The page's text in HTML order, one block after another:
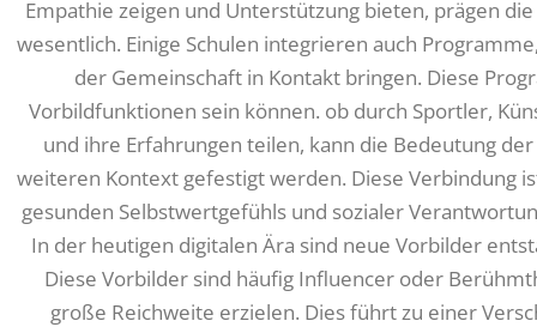
Empathie zeigen und Unterstützung bieten, prägen
wesentlich. Einige Schulen integrieren auch
der Gemeinschaft in Kontakt bringen. Diese
Vorbildfunktionen sein können. ob durch Sportler,
und ihre Erfahrungen teilen, kann die Bedeutung
weiteren Kontext gefestigt werden. Diese Verbindung
gesunden Selbstwertgefühls und sozialer
In der heutigen digitalen Ära sind neue Vorbilder
Diese Vorbilder sind häufig Influencer oder
große Reichweite erzielen. Dies führt zu einer